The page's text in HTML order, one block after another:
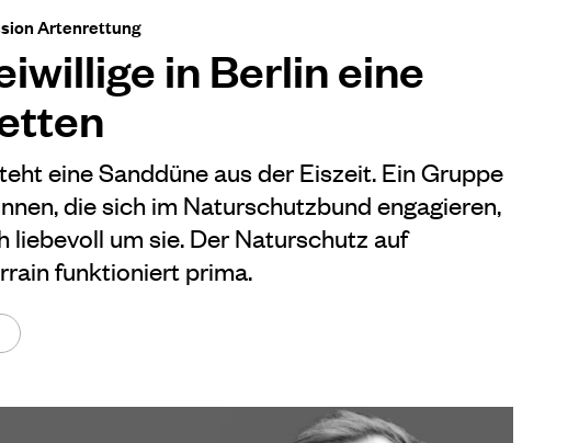
Artenrettung
in Berlin eine
eine Sanddüne aus der Eiszeit. Ein Gruppe
die sich im Naturschutzbund engagieren,
liebevoll um sie. Der Naturschutz auf
funktioniert prima.